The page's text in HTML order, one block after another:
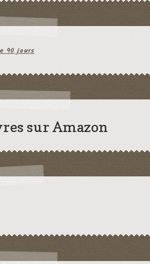
90 jours
sur Amazon